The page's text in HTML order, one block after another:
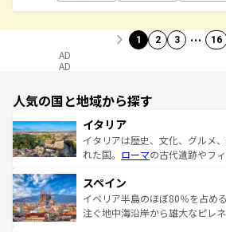
1 2 3 … 16
AD
AD
人気の国と地域から探す
イタリア
イタリアは歴史、文化、グルメ
れた国。 ローマの古代遺跡やフ
ろん、トスカーナの美しい田園
景など、自然景観も見逃せない
ピザやパスタなど、絶品のイタ
スペイン
イベリア半島のほぼ80％を占め
注ぐ地中海沿岸から雄大なピレ